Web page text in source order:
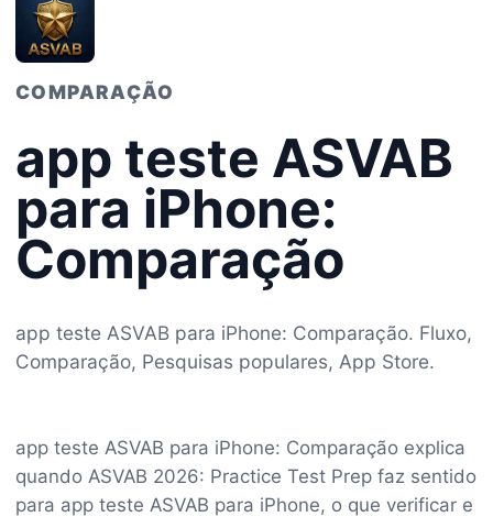
COMPARAÇÃO
app teste ASVAB
para iPhone:
Comparação
app teste ASVAB para iPhone: Comparação. Fluxo,
Comparação, Pesquisas populares, App Store.
app teste ASVAB para iPhone: Comparação explica
quando ASVAB 2026: Practice Test Prep faz sentido
para app teste ASVAB para iPhone, o que verificar e